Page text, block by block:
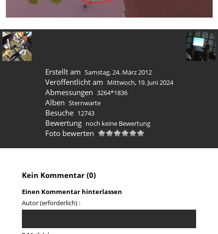
Erstellt am Samstag, 24. März 2012
Veröffentlicht am Mittwoch, 19. Juni 2024
Abmessungen 3264*1836
Alben Sternwarte
Besuche 12743
Bewertung noch keine Bewertung
Foto bewerten
Kein Kommentar (0)
Einen Kommentar hinterlassen
Autor (erforderlich) :